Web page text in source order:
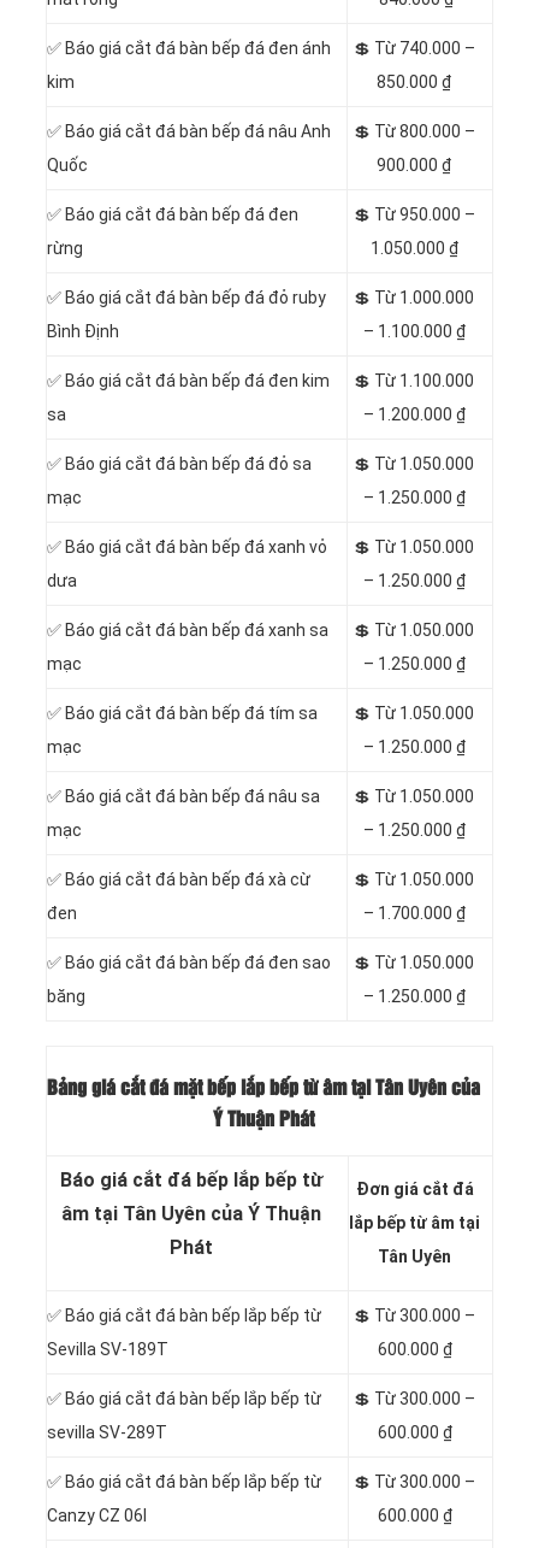
✅ Báo giá cắt đá bàn bếp đá đen ánh
kim
💲 Từ 740.000 –
850.000 ₫
✅ Báo giá cắt đá bàn bếp đá nâu Anh
Quốc
💲 Từ 800.000 –
900.000 ₫
✅ Báo giá cắt đá bàn bếp đá đen
rừng
💲 Từ 950.000 –
1.050.000 ₫
✅ Báo giá cắt đá bàn bếp đá đỏ ruby
Bình Định
💲 Từ 1.000.000
– 1.100.000 ₫
✅ Báo giá cắt đá bàn bếp đá đen kim
sa
💲 Từ 1.100.000
– 1.200.000 ₫
✅ Báo giá cắt đá bàn bếp đá đỏ sa
mạc
💲 Từ 1.050.000
– 1.250.000 ₫
✅ Báo giá cắt đá bàn bếp đá xanh vỏ
dưa
💲 Từ 1.050.000
– 1.250.000 ₫
✅ Báo giá cắt đá bàn bếp đá xanh sa
mạc
💲 Từ 1.050.000
– 1.250.000 ₫
✅ Báo giá cắt đá bàn bếp đá tím sa
mạc
💲 Từ 1.050.000
– 1.250.000 ₫
✅ Báo giá cắt đá bàn bếp đá nâu sa
mạc
💲 Từ 1.050.000
– 1.250.000 ₫
✅ Báo giá cắt đá bàn bếp đá xà cừ
đen
💲 Từ 1.050.000
– 1.700.000 ₫
✅ Báo giá cắt đá bàn bếp đá đen sao
băng
💲 Từ 1.050.000
– 1.250.000 ₫
Bảng giá cắt đá mặt bếp lắp bếp từ âm tại Tân Uyên của
Ý Thuận Phát
Báo giá cắt đá bếp lắp bếp từ
âm tại Tân Uyên của Ý Thuận
Phát
Đơn giá cắt đá
lắp bếp từ âm tại
Tân Uyên
✅ Báo giá cắt đá bàn bếp lắp bếp từ
Sevilla SV-189T
💲 Từ 300.000 –
600.000 ₫
✅ Báo giá cắt đá bàn bếp lắp bếp từ
sevilla SV-289T
💲 Từ 300.000 –
600.000 ₫
✅ Báo giá cắt đá bàn bếp lắp bếp từ
Canzy CZ 06I
💲 Từ 300.000 –
600.000 ₫